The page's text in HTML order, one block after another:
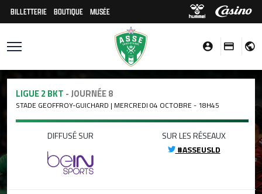
BILLETTERIE BOUTIQUE MUSÉE
LIGUE 2 BKT - JOURNÉE 8
STADE GEOFFROY-GUICHARD | MERCREDI 04 OCTOBRE - 18H45
DIFFUSÉ SUR
SUR LES RÉSEAUX
#ASSEUSLD